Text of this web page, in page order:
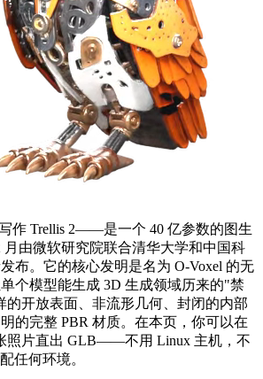
作 Trellis 2——是一个 40 亿参数的图生
月由微软研究院联合清华大学和中国科
布。它的核心发明是名为 O-Voxel 的无
个模型能生成 3D 生成领域历来的"禁
的开放表面、非流形几何、封闭的内部
的完整 PBR 材质。在本页，你可以在
照片直出 GLB——不用 Linux 主机，不
任何环境。